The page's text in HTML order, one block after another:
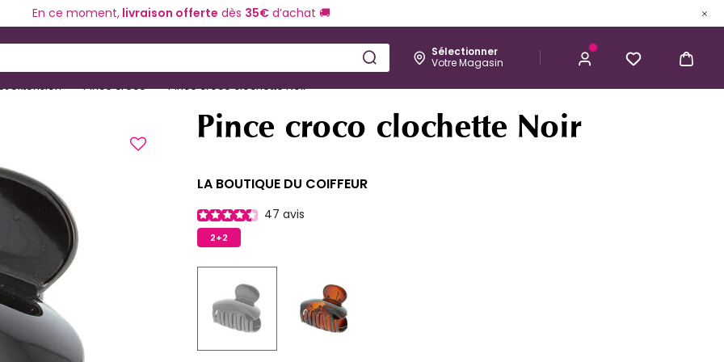
En ce moment,livraison offerte dès 35€d’achat 🚚
Sélectionner
Votre Magasin
Esthétique Homme Kérastase
extension Pince croco Pince croco clochette Noir
Pince croco clochette Noir
LA BOUTIQUE DU COIFFEUR
47 avis
2+2
selected